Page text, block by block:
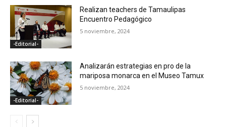
-Editorial-
Realizan teachers de Tamaulipas
Encuentro Pedagógico
5 noviembre, 2024
-Editorial-
Analizarán estrategias en pro de la
mariposa monarca en el Museo Tamux
5 noviembre, 2024